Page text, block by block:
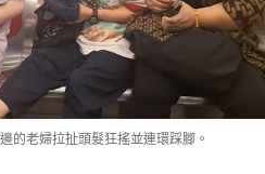
的老婦拉扯頭髮狂搖並連環踩腳。